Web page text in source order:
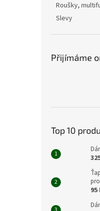
Roušky,
Slevy
Přijímáme
Top 10
95